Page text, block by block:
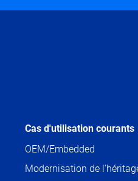
Cas d'utilisation courants
OEM/Embedded
Modernisation de